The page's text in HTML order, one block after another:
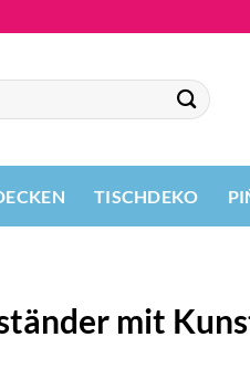
TISCHDEKO
mit